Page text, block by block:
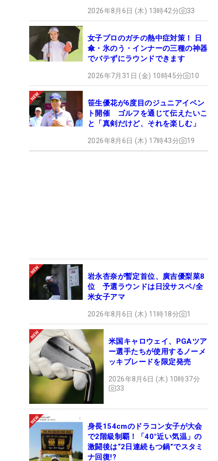
2026年8月6日 (木) 13時42分 33
女子プロのガチの熱中症対策！ 日
傘・氷のう・インナーの三種の神器
でバテずにラウンドできます
2026年7月31日 (金) 10時45分 10
笹生優花が6度目のジュニアイベン
ト開催 ゴルフを通じて伝えたいこ
と「真剣だけど、それを楽しむ」
2026年8月6日 (木) 17時43分 19
岩永杏奈が暫定首位、廣吉優梨菜8
位 予選ラウンドは日没サスペ/全
米女子アマ
2026年8月6日 (木) 11時18分 1
米国キャロウェイ、PGAツア
ー選手たちが使用するノーメ
ッキブレードを限定発売
2026年8月6日 (木) 10時37分
33
身長154cmのドラコン女子が大会
で2階級制覇！「40°近い気温」の
激闘後は“2日連続もつ鍋”でスタミ
ナ回復!?